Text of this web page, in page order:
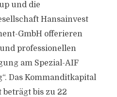
und die
Hansainvest
GmbH offerieren
professionellen
am Spezial-AIF
Das Kommanditkapital
beträgt bis zu 22